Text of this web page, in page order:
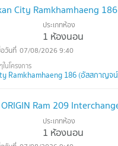
City Ramkhamhaeng 186
ประเภทห้อง
1 ห้องนอน
07/08/2026 9:40
Ramkhamhaeng 186 (อัสสกาญจ
Ram 209
ประเภทห้อง
1 ห้องนอน